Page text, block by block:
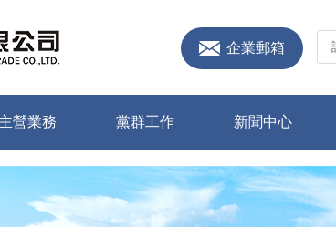
企業郵箱
營業務 黨群工作 新聞中心